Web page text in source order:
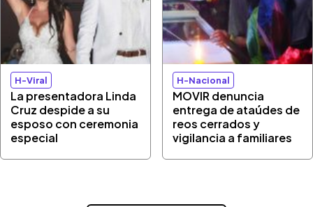
H-Viral
La presentadora Linda
Cruz despide a su
esposo con ceremonia
especial
H-Nacional
MOVIR denuncia
entrega de ataúdes de
reos cerrados y
vigilancia a familiares